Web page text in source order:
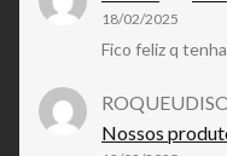
18/02/2025
Fico feliz q
Nossos